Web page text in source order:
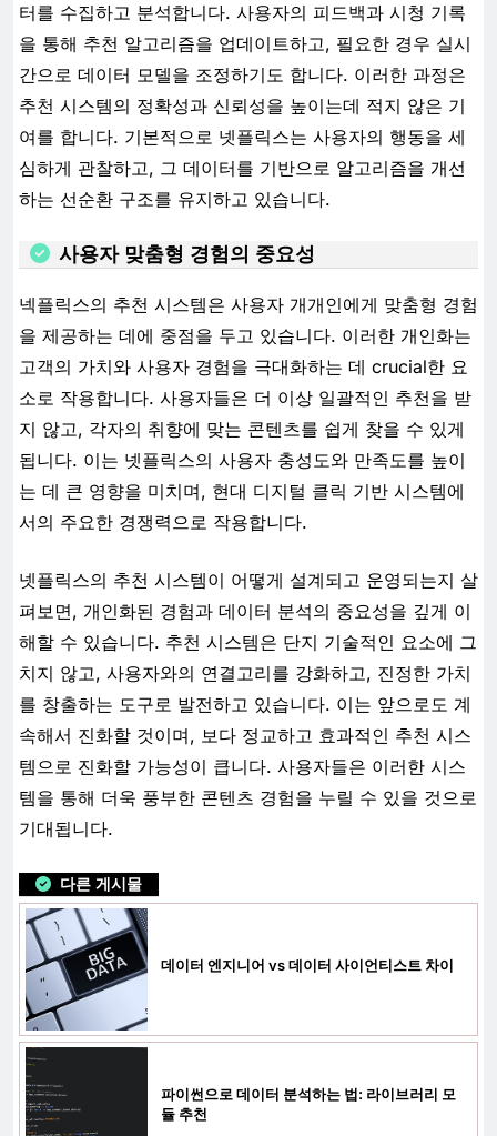
터를 수집하고 분석합니다. 사용자의 피드백과 시청 기록
을 통해 추천 알고리즘을 업데이트하고, 필요한 경우 실시
간으로 데이터 모델을 조정하기도 합니다. 이러한 과정은
추천 시스템의 정확성과 신뢰성을 높이는데 적지 않은 기
여를 합니다. 기본적으로 넷플릭스는 사용자의 행동을 세
심하게 관찰하고, 그 데이터를 기반으로 알고리즘을 개선
하는 선순환 구조를 유지하고 있습니다.
사용자 맞춤형 경험의 중요성
넥플릭스의 추천 시스템은 사용자 개개인에게 맞춤형 경험
을 제공하는 데에 중점을 두고 있습니다. 이러한 개인화는
고객의 가치와 사용자 경험을 극대화하는 데 crucial한 요
소로 작용합니다. 사용자들은 더 이상 일괄적인 추천을 받
지 않고, 각자의 취향에 맞는 콘텐츠를 쉽게 찾을 수 있게
됩니다. 이는 넷플릭스의 사용자 충성도와 만족도를 높이
는 데 큰 영향을 미치며, 현대 디지털 클릭 기반 시스템에
서의 주요한 경쟁력으로 작용합니다.
넷플릭스의 추천 시스템이 어떻게 설계되고 운영되는지 살
펴보면, 개인화된 경험과 데이터 분석의 중요성을 깊게 이
해할 수 있습니다. 추천 시스템은 단지 기술적인 요소에 그
치지 않고, 사용자와의 연결고리를 강화하고, 진정한 가치
를 창출하는 도구로 발전하고 있습니다. 이는 앞으로도 계
속해서 진화할 것이며, 보다 정교하고 효과적인 추천 시스
템으로 진화할 가능성이 큽니다. 사용자들은 이러한 시스
템을 통해 더욱 풍부한 콘텐츠 경험을 누릴 수 있을 것으로
기대됩니다.
다른 게시물
데이터 엔지니어 vs 데이터 사이언티스트 차이
파이썬으로 데이터 분석하는 법: 라이브러리 모
듈 추천